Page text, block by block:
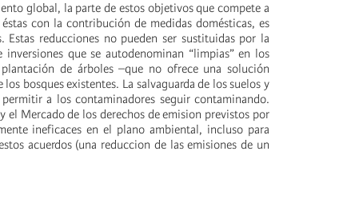
global, la parte de estos objetivos que compete a
con la contribución de medidas domésticas, es
reducciones no pueden ser sustituidas por la
que se autodenominan “limpias” en los
de árboles –que no ofrece una solución
bosques existentes. La salvaguarda de los suelos y
a los contaminadores seguir contaminando.
el Mercado de los derechos de emision previstos por
ineficaces en el plano ambiental, incluso para
acuerdos (una reduccion de las emisiones de un